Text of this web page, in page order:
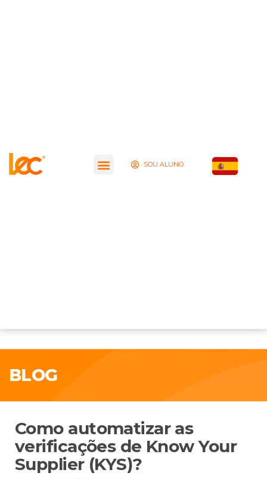
SOU ALUNO
BLOG
Como automatizar as
verificações de Know Your
Supplier (KYS)?